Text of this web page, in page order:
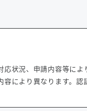
応状況、申請内容等に
により異なります。